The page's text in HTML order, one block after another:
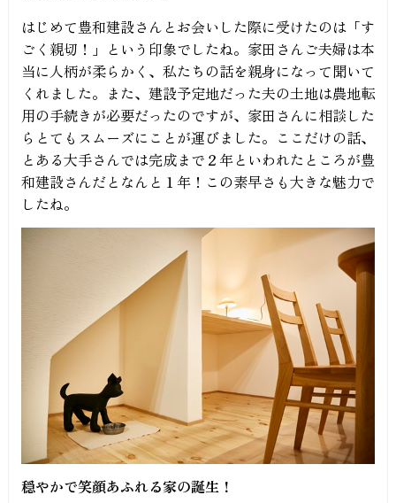
はじめて豊和建設さんとお会いした際に受けたのは「す
ごく親切！」という印象でしたね。家田さんご夫婦は本
当に人柄が柔らかく、私たちの話を親身になって聞いて
くれました。また、建設予定地だった夫の土地は農地転
用の手続きが必要だったのですが、家田さんに相談した
らとてもスムーズにことが運びました。ここだけの話、
とある大手さんでは完成まで２年といわれたところが豊
和建設さんだとなんと１年！この素早さも大きな魅力で
したね。
穏やかで笑顔あふれる家の誕生！